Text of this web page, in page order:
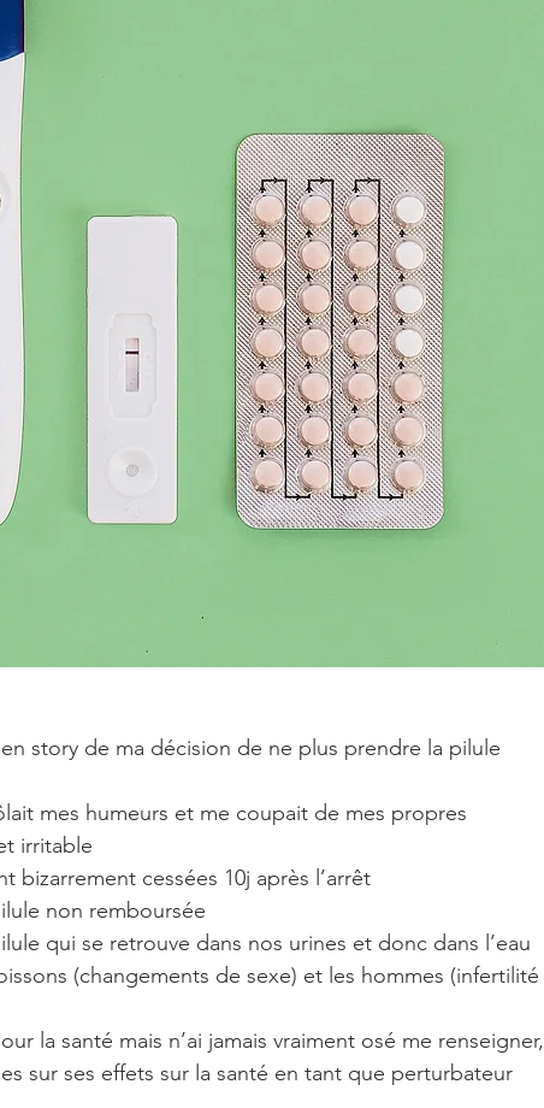
story de ma décision de ne plus prendre la pilule
mes humeurs et me coupait de mes propres
irritable
bizarrement cessées 10j après l’arrêt
non remboursée
qui se retrouve dans nos urines et donc dans l’eau
(changements de sexe) et les hommes (infertilité
la santé mais n’ai jamais vraiment osé me renseigner,
sur ses effets sur la santé en tant que perturbateur